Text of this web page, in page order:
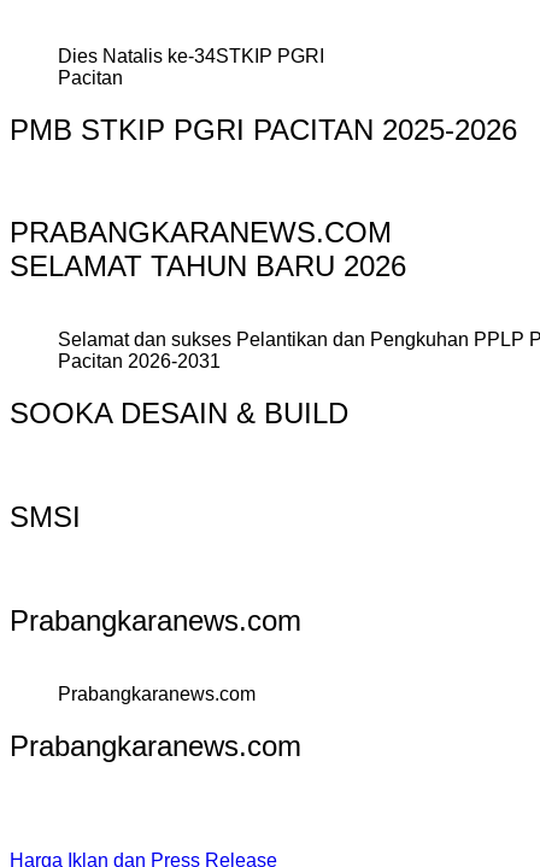
Dies Natalis ke-34STKIP PGRI
Pacitan
PMB STKIP PGRI PACITAN 2025-2026
PRABANGKARANEWS.COM
SELAMAT TAHUN BARU 2026
Selamat dan sukses Pelantikan dan Pengkuhan PPLP
Pacitan 2026-2031
SOOKA DESAIN & BUILD
SMSI
Prabangkaranews.com
Prabangkaranews.com
Prabangkaranews.com
Harga Iklan dan Press Release